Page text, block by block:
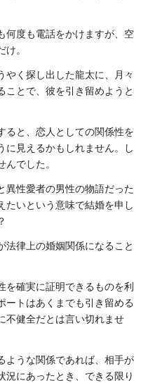
何度も電話をかけますが、空
。
やく探し出した龍太に、月々
とで、彼を引き留めようと
ると、恋人としての関係性を
に見えるかもしれません。し
でした。
異性愛者の男性の物語だった
たいという意味で結婚を申し
法律上の婚姻関係になること
を確実に証明できるものを利
ートはあくまでも引き留める
不健全だとは言い切れませ
ような関係であれば、相手が
にあったとき、できる限り